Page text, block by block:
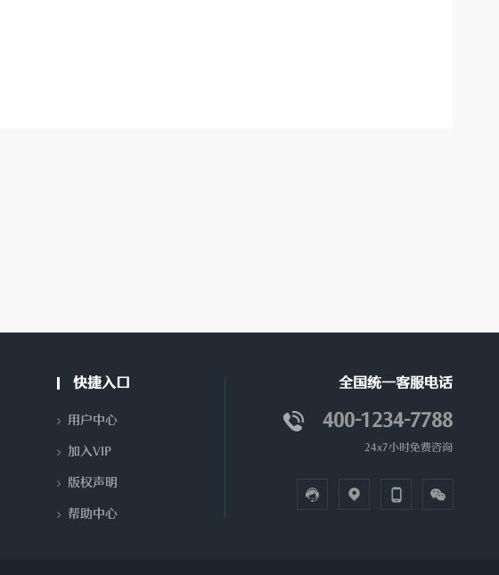
快捷入口
用户中心
加入VIP
版权声明
帮助中心
全国统一客服电话
400-1234-7788
24x7小时免费咨询